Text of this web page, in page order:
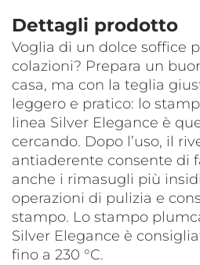
Dettagli prodotto
Voglia di un dolce soffice
colazioni? Prepara un
casa, ma con la teglia
leggero e pratico: lo
linea Silver Elegance è
cercando. Dopo l’uso, il
antiaderente consente di
anche i rimasugli più
operazioni di pulizia e
stampo. Lo stampo
Silver Elegance è
fino a 230 °C.